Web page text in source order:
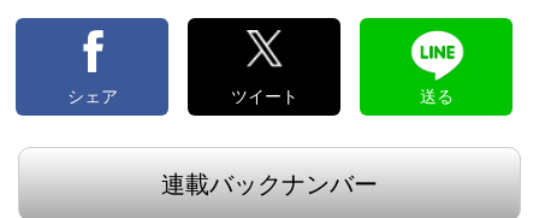
シェア ツイート 送る
連載バックナンバー